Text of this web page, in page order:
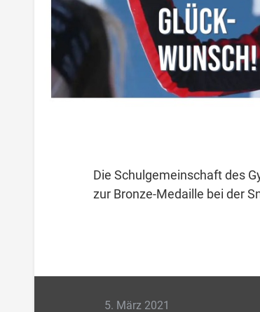
Die Schulgemeinschaft des
zur Bronze-Medaille bei der
5. März 2021